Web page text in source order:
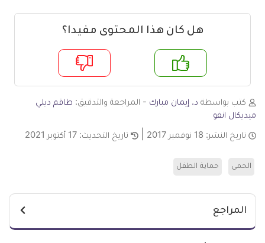
هل كان هذا المحتوى مفيدا؟
لا
كتب بواسطة د. إيمان مبارك - المراجعة والتدقيق: طاقم ديلي
ميديكال انفو
تاريخ النشر: 18 نوفمبر 2017 تاريخ التحديث: 17 أكتوبر 2021
الحمى حماية الطفل
المراجع